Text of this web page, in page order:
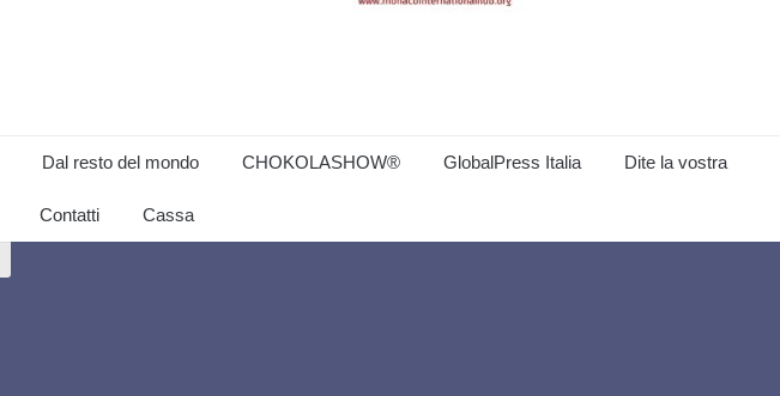
Dal resto del mondo CHOKOLASHOW® GlobalPress Italia Dite la vostra
Contatti Cassa